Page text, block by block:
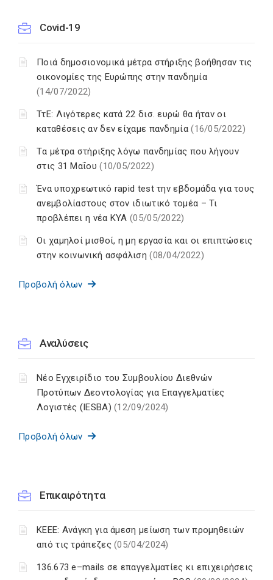
Covid-19
Ποιά δημοσιονομικά μέτρα στήριξης βοήθησαν τις
οικονομίες της Ευρώπης στην πανδημία
(14/07/2022)
ΤτΕ: Λιγότερες κατά 22 δισ. ευρώ θα ήταν οι
καταθέσεις αν δεν είχαμε πανδημία(16/05/2022)
Tα μέτρα στήριξης λόγω πανδημίας που λήγουν
στις 31 Μαΐου(10/05/2022)
Ένα υποχρεωτικό rapid test την εβδομάδα για τους
ανεμβολίαστους στον ιδιωτικό τομέα – Τι
προβλέπει η νέα ΚΥΑ(05/05/2022)
Οι χαμηλοί μισθοί, η μη εργασία και οι επιπτώσεις
στην κοινωνική ασφάλιση(08/04/2022)
Προβολή όλων
Αναλύσεις
Νέο Εγχειρίδιο του Συμβουλίου Διεθνών
Προτύπων Δεοντολογίας για Επαγγελματίες
Λογιστές (IESBA)(12/09/2024)
Προβολή όλων
Επικαιρότητα
ΚΕΕΕ: Ανάγκη για άμεση μείωση των προμηθειών
από τις τράπεζες(05/04/2024)
136.673 e–mails σε επαγγελματίες κι επιχειρήσεις